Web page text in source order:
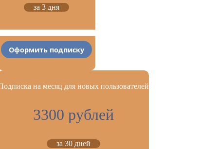
за 3 дня
Оформить подписку
на месяц для новых пользователей
3300 рублей
за 30 дней